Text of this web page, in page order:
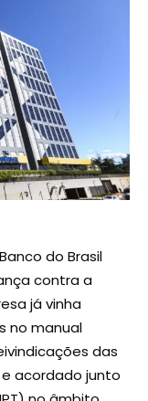
do Brasil
contra a
já vinha
no manual
das
acordado junto